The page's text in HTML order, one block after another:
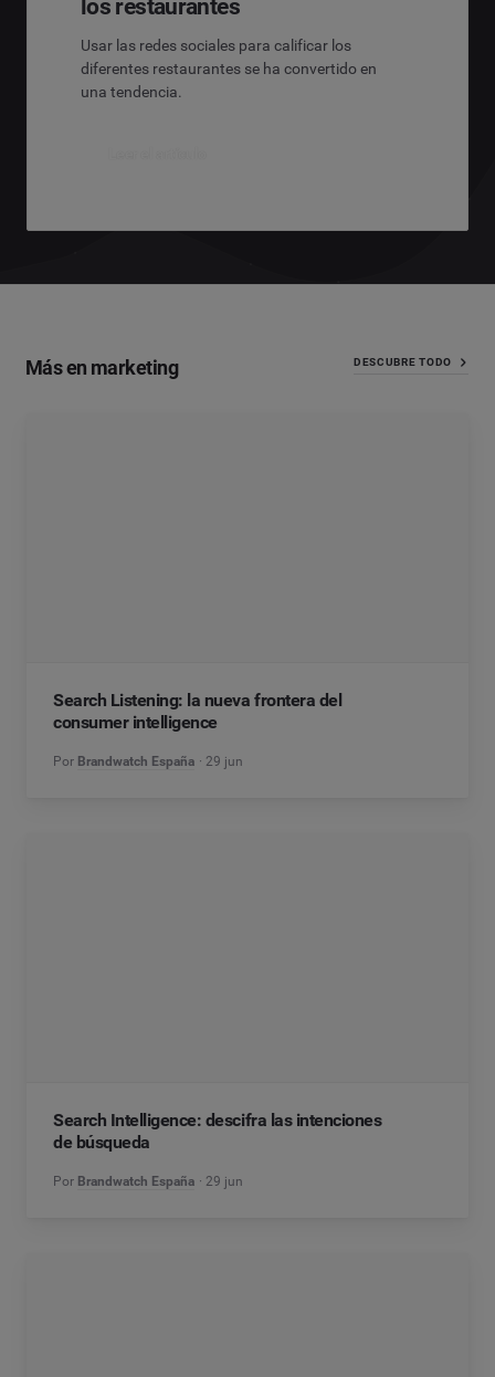
los restaurantes
Usar las redes sociales para calificar los
diferentes restaurantes se ha convertido en
una tendencia.
Más en marketing DESCUBRE TODO
Search Listening: la nueva frontera del
consumer intelligence
Por Brandwatch España 29 jun
Search Intelligence: descifra las intenciones
de búsqueda
Por Brandwatch España 29 jun